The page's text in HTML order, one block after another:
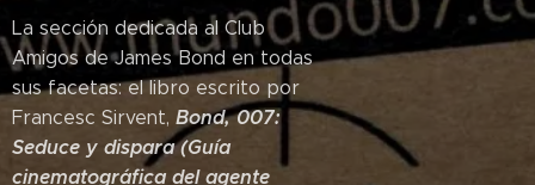
La sección dedicada al Club
Amigos de James Bond en todas
sus facetas: el libro escrito por
Francesc Sirvent, Bond, 007:
Seduce y dispara (Guía
cinematográfica del agente